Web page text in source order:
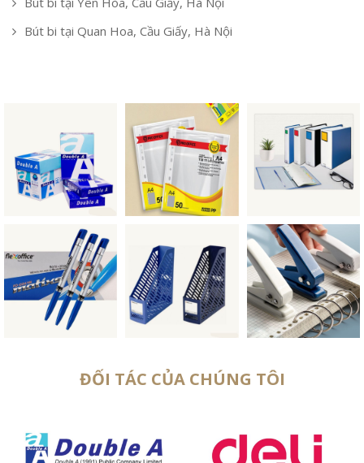
Bút bi tại Quan Hoa, Cầu Giấy, Hà Nội
ĐỐI TÁC CỦA CHÚNG TÔI